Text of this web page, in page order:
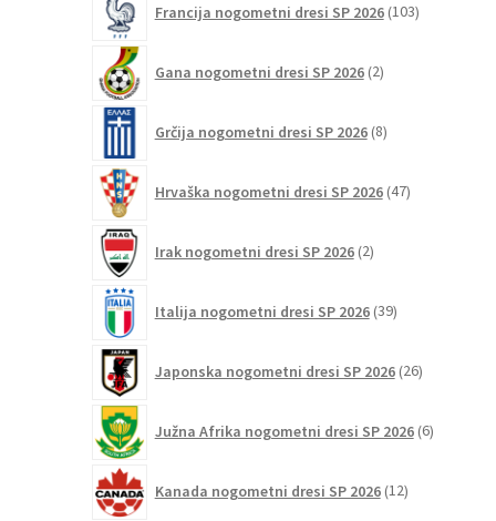
Francija nogometni dresi SP 2026 103izdelki
Gana nogometni dresi SP 2026 2izdelka
Grčija nogometni dresi SP 2026 8izdelkov
Hrvaška nogometni dresi SP 2026 47izdelkov
Irak nogometni dresi SP 2026 2izdelka
Italija nogometni dresi SP 2026 39izdelkov
Japonska nogometni dresi SP 2026 26izdelkov
Južna Afrika nogometni dresi SP 2026 6izdelkov
Kanada nogometni dresi SP 2026 12izdelkov